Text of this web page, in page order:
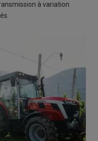
à variation